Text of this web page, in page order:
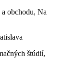
obchodu, Na
štúdií,